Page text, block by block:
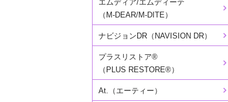
エムディア/エムディーテ
（M-DEAR/M-DITE）
ナビジョンDR（NAVISION DR）
プラスリストア®
（PLUS RESTORE®）
At.（エーティー）